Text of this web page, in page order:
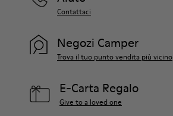
Contattaci
Negozi Camper
Trova il tuo punto vendita più vicino
E-Carta Regalo
Give to a loved one